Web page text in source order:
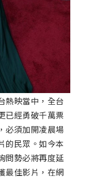
映當中，全台
已經勇破千萬票
必須加開凌晨場
的民眾。如今本
問勢必將再度延
最佳影片，在網